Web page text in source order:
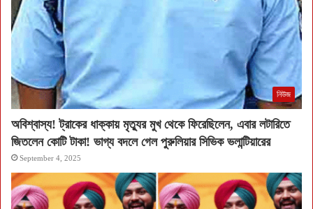
নিউজ
অবিশ্বাস্য! ট্রাকের ধাক্কায় মৃত্যুর মুখ থেকে ফিরেছিলেন, এবার লটারিতে
জিতলেন কোটি টাকা! ভাগ্য বদলে গেল পুরুলিয়ার সিভিক ভলান্টিয়ারের
September 4, 2025